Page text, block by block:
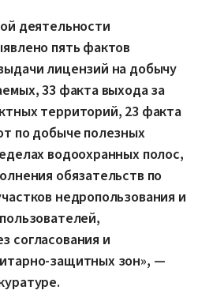
деятельности
пять фактов
лицензий на добычу
33 факта выхода за
территорий, 23 факта
по добыче полезных
водоохранных полос,
обязательств по
недропользования и
согласования и
защитных зон», —